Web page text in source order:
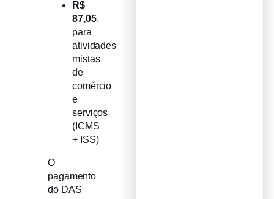
R$
87,05,
para
atividades
mistas
de
comércio
e
serviços
(ICMS
+ ISS)
O
pagamento
do DAS